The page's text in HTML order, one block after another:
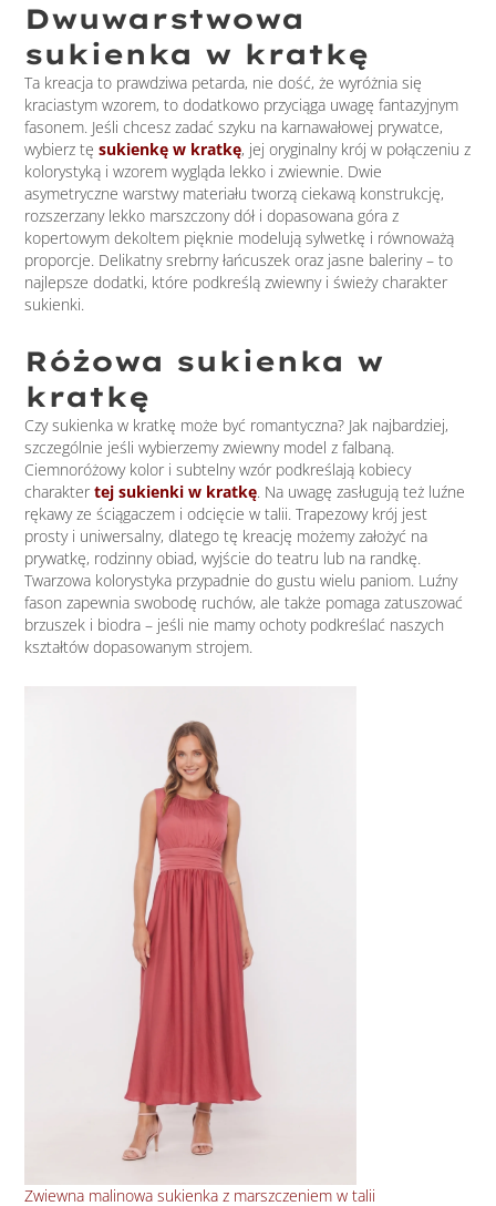
Dwuwarstwowa
sukienka w kratkę
Ta kreacja to prawdziwa petarda, nie dość, że wyróżnia się
kraciastym wzorem, to dodatkowo przyciąga uwagę fantazyjnym
fasonem. Jeśli chcesz zadać szyku na karnawałowej prywatce,
wybierz tęsukienkę w kratkę, jej oryginalny krój w połączeniu z
kolorystyką i wzorem wygląda lekko i zwiewnie. Dwie
asymetryczne warstwy materiału tworzą ciekawą konstrukcję,
rozszerzany lekko marszczony dół i dopasowana góra z
kopertowym dekoltem pięknie modelują sylwetkę i równoważą
proporcje. Delikatny srebrny łańcuszek oraz jasne baleriny – to
najlepsze dodatki, które podkreślą zwiewny i świeży charakter
sukienki.
Różowa sukienka w
kratkę
Czy sukienka w kratkę może być romantyczna? Jak najbardziej,
szczególnie jeśli wybierzemy zwiewny model z falbaną.
Ciemnoróżowy kolor i subtelny wzór podkreślają kobiecy
charaktertej sukienki w kratkę. Na uwagę zasługują też luźne
rękawy ze ściągaczem i odcięcie w talii. Trapezowy krój jest
prosty i uniwersalny, dlatego tę kreację możemy założyć na
prywatkę, rodzinny obiad, wyjście do teatru lub na randkę.
Twarzowa kolorystyka przypadnie do gustu wielu paniom. Luźny
fason zapewnia swobodę ruchów, ale także pomaga zatuszować
brzuszek i biodra – jeśli nie mamy ochoty podkreślać naszych
kształtów dopasowanym strojem.
Zwiewna malinowa sukienka z marszczeniem w talii